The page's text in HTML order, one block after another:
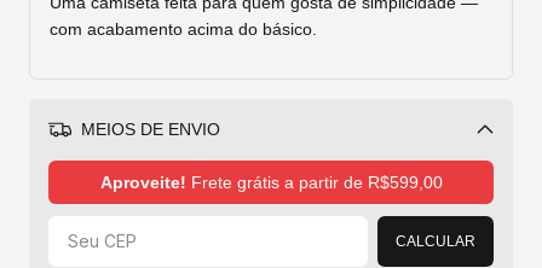
com acabamento acima do básico.
MEIOS DE ENVIO
Aproveite! Frete grátis a partir de R$599,00
CALCULAR